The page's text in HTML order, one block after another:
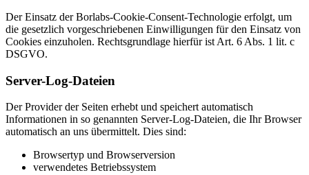
Der Einsatz der Borlabs-Cookie-Consent-Technologie erfolgt, um
die gesetzlich vorgeschriebenen Einwilligungen für den Einsatz von
Cookies einzuholen. Rechtsgrundlage hierfür ist Art. 6 Abs. 1 lit. c
DSGVO.
Server-Log-Dateien
Der Provider der Seiten erhebt und speichert automatisch
Informationen in so genannten Server-Log-Dateien, die Ihr Browser
automatisch an uns übermittelt. Dies sind:
Browsertyp und Browserversion
verwendetes Betriebssystem